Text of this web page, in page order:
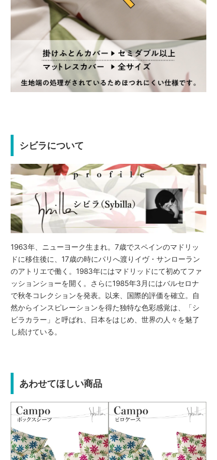
シビラについて
1963年、ニューヨーク生まれ。7歳でスペインのマドリッ
ドに移住後に、17歳の時にパリへ渡りイヴ・サンローラン
のアトリエで働く。1983年にはマドリッドにて初めてファ
ッションショーを開く。さらに1985年3月にはバルセロナ
で秋冬コレクションを発表。以来、国際的評価を確立。自
然からインスピレーションを得た独特な色彩感覚は、「シ
ビラカラー」と呼ばれ、日本をはじめ、世界の人々を魅了
し続けている。
あわせてほしい商品